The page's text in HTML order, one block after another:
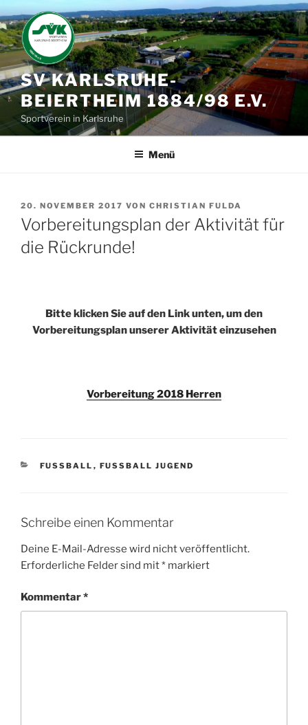
Zum
Inhalt
springen
SV KARLSRUHE-
BEIERTHEIM 1884/98 E.V.
Sportverein in Karlsruhe
Menü
VERÖFFENTLICHT
AM
20. NOVEMBER 2017 VON CHRISTIAN FULDA
Vorbereitungsplan der Aktivität für
die Rückrunde!
Bitte klicken Sie auf den Link unten, um den
Vorbereitungsplan unserer Aktivität einzusehen
Vorbereitung2018 Herren
KATEGORIEN
FUSSBALL , FUSSBALL JUGEND
Schreibe einen Kommentar
Deine E-Mail-Adresse wird nicht veröffentlicht.
Erforderliche Felder sind mit* markiert
Kommentar*